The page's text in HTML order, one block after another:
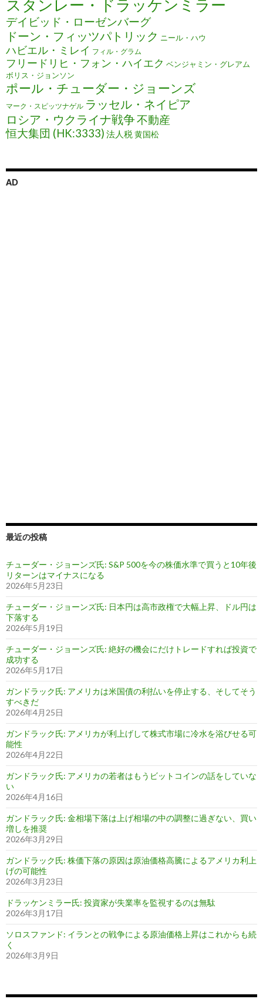
スタンレー・ドラッケンミラー
デイビッド・ローゼンバーグ
ドーン・フィッツパトリック ニール・ハウ
ハビエル・ミレイ フィル・グラム
フリードリヒ・フォン・ハイエク ベンジャミン・グレアム
ボリス・ジョンソン
ポール・チューダー・ジョーンズ
マーク・スピッツナゲル ラッセル・ネイピア
ロシア・ウクライナ戦争不動産
恒大集団 (HK:3333) 法人税黄国松
AD
最近の投稿
チューダー・ジョーンズ氏: S&P 500を今の株価水準で買うと10年後
リターンはマイナスになる
2026年5月23日
チューダー・ジョーンズ氏: 日本円は高市政権で大幅上昇、ドル円は
下落する
2026年5月19日
チューダー・ジョーンズ氏: 絶好の機会にだけトレードすれば投資で
成功する
2026年5月17日
ガンドラック氏: アメリカは米国債の利払いを停止する、そしてそう
すべきだ
2026年4月25日
ガンドラック氏: アメリカが利上げして株式市場に冷水を浴びせる可
能性
2026年4月22日
ガンドラック氏: アメリカの若者はもうビットコインの話をしていな
い
2026年4月16日
ガンドラック氏: 金相場下落は上げ相場の中の調整に過ぎない、買い
増しを推奨
2026年3月29日
ガンドラック氏: 株価下落の原因は原油価格高騰によるアメリカ利上
げの可能性
2026年3月23日
ドラッケンミラー氏: 投資家が失業率を監視するのは無駄
2026年3月17日
ソロスファンド: イランとの戦争による原油価格上昇はこれからも続
く
2026年3月9日